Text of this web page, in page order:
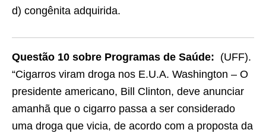
d) congênita adquirida.
Questão 10 sobre Programas de Saúde: (UFF).
“Cigarros viram droga nos E.U.A. Washington – O
presidente americano, Bill Clinton, deve anunciar
amanhã que o cigarro passa a ser considerado
uma droga que vicia, de acordo com a proposta da